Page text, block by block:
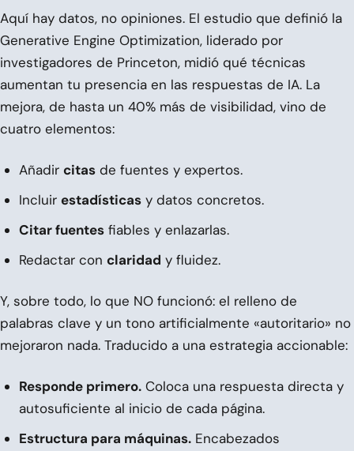
Aquí hay datos, no opiniones. El estudio que definió la
Generative Engine Optimization, liderado por
investigadores de Princeton, midió qué técnicas
aumentan tu presencia en las respuestas de IA. La
mejora, de hasta un 40% más de visibilidad, vino de
cuatro elementos:
Añadir citas de fuentes y expertos.
Incluir estadísticas y datos concretos.
Citar fuentes fiables y enlazarlas.
Redactar con claridad y fluidez.
Y, sobre todo, lo que NO funcionó: el relleno de
palabras clave y un tono artificialmente «autoritario» no
mejoraron nada. Traducido a una estrategia accionable:
Responde primero. Coloca una respuesta directa y
autosuficiente al inicio de cada página.
Estructura para máquinas. Encabezados